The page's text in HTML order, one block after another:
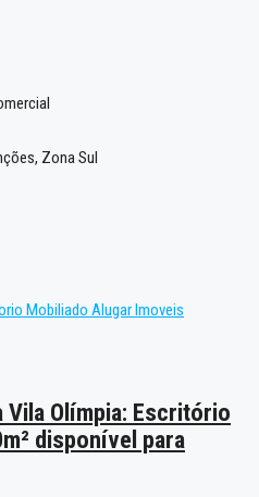
Zona Sul
Vila Olímpia: Escritório
disponível para